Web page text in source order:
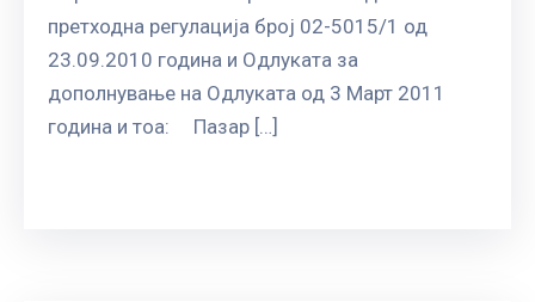
претходна регулација број 02-5015/1 од
23.09.2010 година и Одлуката за
дополнување на Одлуката од 3 Март 2011
годинa и тоа: Пазар […]